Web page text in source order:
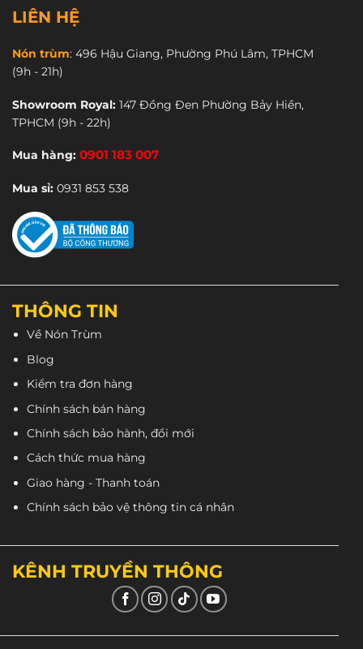
LIÊN HỆ
Nón trùm: 496 Hậu Giang, Phường Phú Lâm, TPHCM
(9h - 21h)
Showroom Royal: 147 Đồng Đen Phường Bảy Hiền,
TPHCM (9h - 22h)
Mua hàng: 0901 183 007
Mua sỉ: 0931 853 538
THÔNG TIN
Về Nón Trùm
Blog
Kiểm tra đơn hàng
Chính sách bán hàng
Chính sách bảo hành, đổi mới
Cách thức mua hàng
Giao hàng - Thanh toán
Chính sách bảo vệ thông tin cá nhân
KÊNH TRUYỀN THÔNG